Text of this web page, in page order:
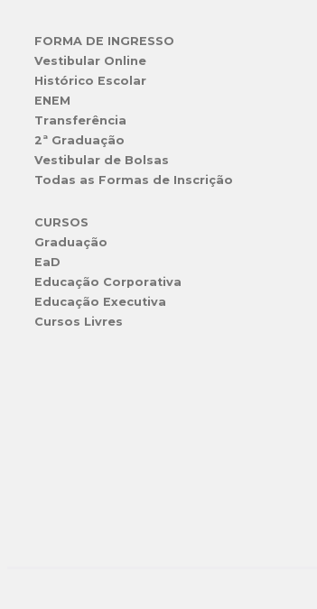
FORMA DE INGRESSO
Vestibular Online
Histórico Escolar
ENEM
Transferência
2ª Graduação
Vestibular de Bolsas
Todas as Formas de Inscrição
CURSOS
Graduação
EaD
Educação Corporativa
Educação Executiva
Cursos Livres